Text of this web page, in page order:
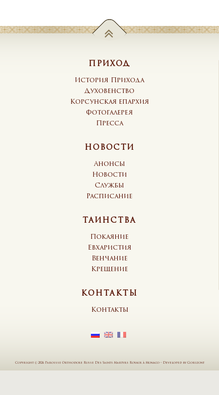
ПРИХОД
История Прихода
Духовенство
Корсунская епархия
Фотогалерея
Пресса
НОВОСТИ
Анонсы
Новости
Службы
Расписание
ТАИНСТВА
Покаяние
Евхаристия
Венчание
Крещение
КОНТАКТЫ
Контакты
Copyright © 2026 Paroisse Orthodoxe Russe Des Saints Martyrs Royaux à Monaco – Developed by Gorizont